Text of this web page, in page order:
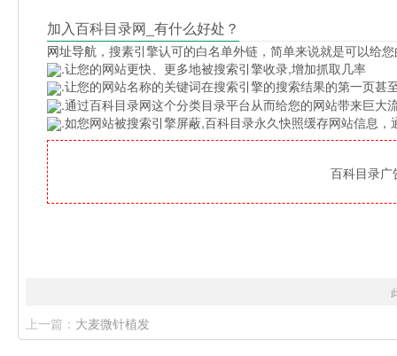
加入百科目录网_有什么好处？
网址导航 ，搜素引擎认可的白名单外链，简单来说就是可以给
.让您的网站更快、更多地被搜索引擎收录,增加抓取几率
.让您的网站名称的关键词在搜索引擎的搜索结果的第一页甚
.通过百科目录网这个分类目录平台从而给您的网站带来巨大
.如您网站被搜索引擎屏蔽,百科目录永久快照缓存网站信息
百科目录
上一篇： 大麦微针植发